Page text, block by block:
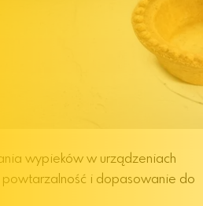
wypieków w urządzeniach
powtarzalność i dopasowanie do